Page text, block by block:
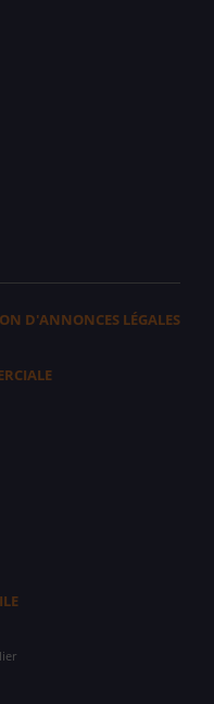
D'ANNONCES LÉGALES